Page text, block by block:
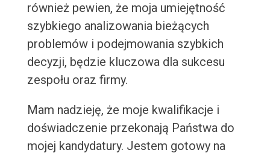
również pewien, że moja umiejętność
szybkiego analizowania bieżących
problemów i podejmowania szybkich
decyzji, będzie kluczowa dla sukcesu
zespołu oraz firmy.
Mam nadzieję, że moje kwalifikacje i
doświadczenie przekonają Państwa do
mojej kandydatury. Jestem gotowy na